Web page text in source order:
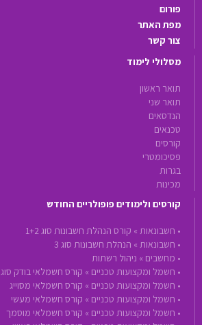
פורום
מפת האתר
צור קשר
מסלולי לימוד
תואר ראשון
תואר שני
הנדסאים
טכנאים
קורסים
פסיכומטרי
בגרות
מכינות
קורסים ולימודים פופולריים החודש
• חשבונאות » קורס הנהלת חשבונות סוג 1+2
• חשבונאות » הנהלת חשבונות סוג 3
• מחשבים » ניהול רשתות
• חשמל ומקצועות טכניים » קורס חשמלאי בודק סוג 1 ו-2
• חשמל ומקצועות טכניים » קורס חשמלאי מסוייג
• חשמל ומקצועות טכניים » קורס חשמלאי מעשי
• חשמל ומקצועות טכניים » קורס חשמלאי מוסמך